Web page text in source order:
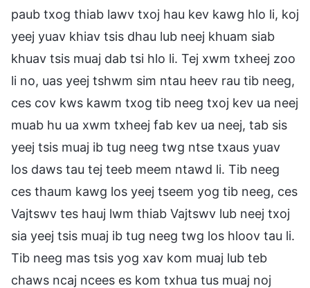
paub txog thiab lawv txoj hau kev kawg hlo li, koj
yeej yuav khiav tsis dhau lub neej khuam siab
khuav tsis muaj dab tsi hlo li. Tej xwm txheej zoo
li no, uas yeej tshwm sim ntau heev rau tib neeg,
ces cov kws kawm txog tib neeg txoj kev ua neej
muab hu ua xwm txheej fab kev ua neej, tab sis
yeej tsis muaj ib tug neeg twg ntse txaus yuav
los daws tau tej teeb meem ntawd li. Tib neeg
ces thaum kawg los yeej tseem yog tib neeg, ces
Vajtswv tes hauj lwm thiab Vajtswv lub neej txoj
sia yeej tsis muaj ib tug neeg twg los hloov tau li.
Tib neeg mas tsis yog xav kom muaj lub teb
chaws ncaj ncees es kom txhua tus muaj noj